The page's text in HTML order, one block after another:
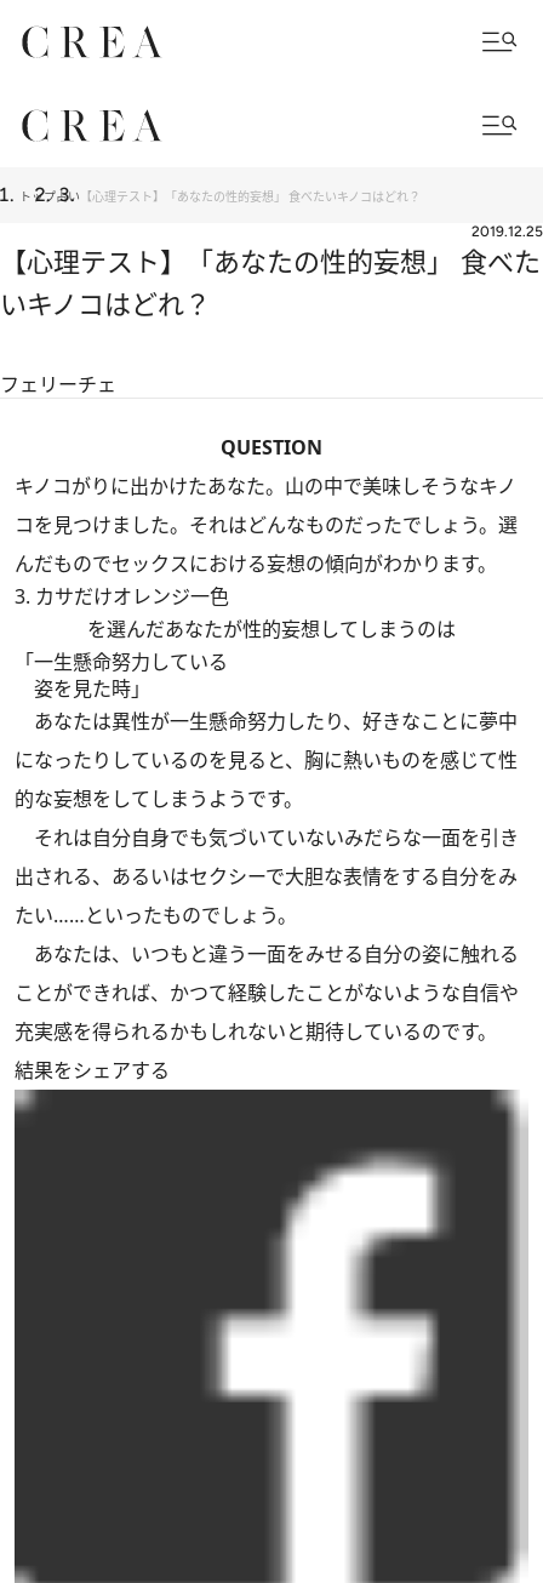
トップ占い 【心理テスト】「あなたの性的妄想」 食べたいキノコはどれ？
2019.12.25
【心理テスト】「あなたの性的妄想」 食べた
いキノコはどれ？
フェリーチェ
QUESTION
キノコがりに出かけたあなた。山の中で美味しそうなキノ
コを見つけました。それはどんなものだったでしょう。選
んだものでセックスにおける妄想の傾向がわかります。
3. カサだけオレンジ一色
を選んだあなたが性的妄想してしまうのは
「一生懸命努力している
姿を見た時」
あなたは異性が一生懸命努力したり、好きなことに夢中
になったりしているのを見ると、胸に熱いものを感じて性
的な妄想をしてしまうようです。
それは自分自身でも気づいていないみだらな一面を引き
出される、あるいはセクシーで大胆な表情をする自分をみ
たい……といったものでしょう。
あなたは、いつもと違う一面をみせる自分の姿に触れる
ことができれば、かつて経験したことがないような自信や
充実感を得られるかもしれないと期待しているのです。
結果をシェアする